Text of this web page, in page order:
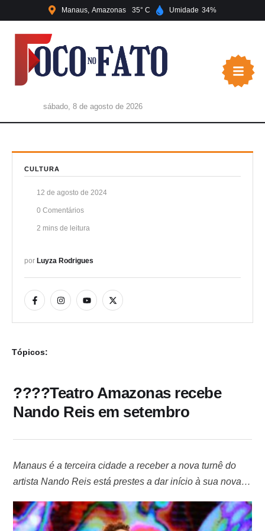
Manaus Amazonas 35 Umidade 34
sábado, 8 de agosto de 2026
CULTURA
12 de agosto de 2024
0 Comentários
2 mins de leitura
por Luyza Rodrigues
Tópicos:
????Teatro Amazonas recebe
Nando Reis em setembro
Manaus é a terceira cidade a receber a nova turnê do
artista Nando Reis está prestes a dar início à sua nova
de ser a terceira cidade a receber o show. A